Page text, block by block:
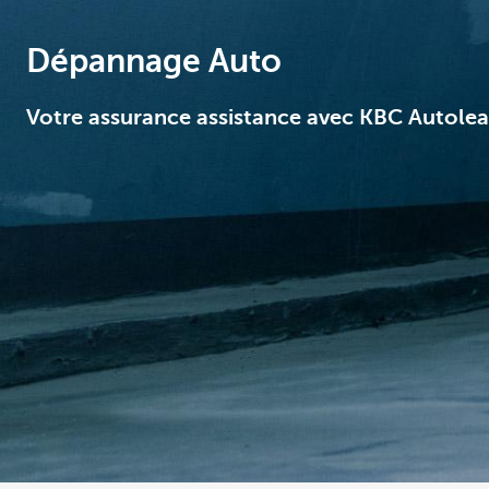
Corporate
Dépannage Auto
Votre assurance assistance avec KBC